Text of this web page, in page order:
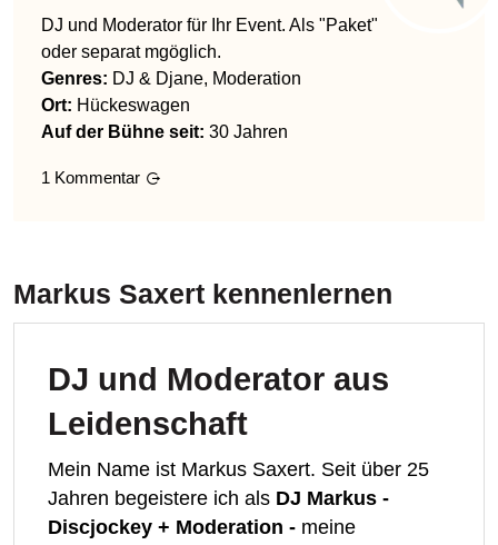
DJ und Moderator für Ihr Event. Als "Paket"
oder separat mgöglich.
Genres: DJ & Djane, Moderation
Ort: Hückeswagen
Auf der Bühne seit: 30 Jahren
1 Kommentar
Markus Saxert kennenlernen
DJ und Moderator aus
Leidenschaft
Mein Name ist Markus Saxert. Seit über 25
Jahren begeistere ich als DJ Markus -
Discjockey + Moderation - meine